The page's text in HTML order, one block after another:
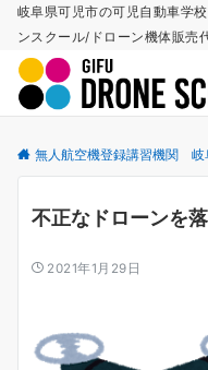
岐阜県可児市の可児自動車学
ンスクール/ドローン機体販売
無人航空機登録講習機関 岐
不正なドローンを
2021年1月29日